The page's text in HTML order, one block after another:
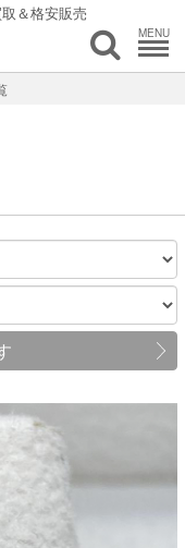
＆格安販売
MENU